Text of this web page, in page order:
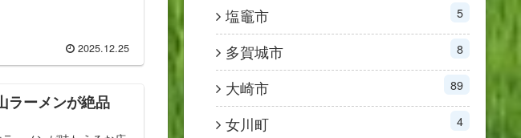
2025.12.25
ラーメンが絶品
塩竈市 5
多賀城市 8
大崎市 89
女川町 4